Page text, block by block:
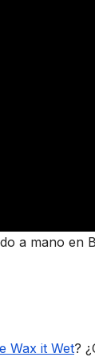
a mano en
Wax it Wet?